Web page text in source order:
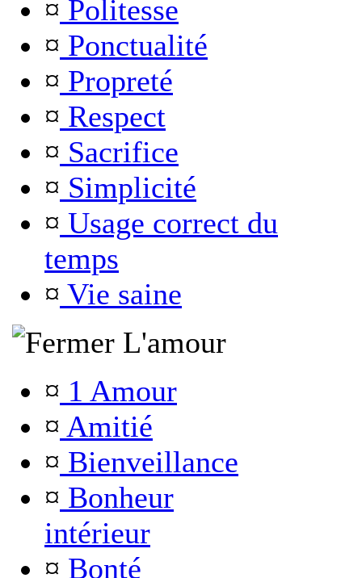
¤ Politesse
¤ Ponctualité
¤ Propreté
¤ Respect
¤ Sacrifice
¤ Simplicité
¤ Usage correct du
temps
¤ Vie saine
L'amour
¤ 1 Amour
¤ Amitié
¤ Bienveillance
¤ Bonheur
intérieur
¤ Bonté